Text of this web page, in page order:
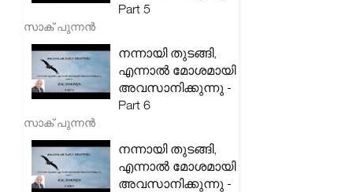
Part 5
സാക് പുന്നൻ
നന്നായി തുടങ്ങി,
എന്നാൽ മോശമായി
അവസാനിക്കുന്നു -
Part 6
സാക് പുന്നൻ
നന്നായി തുടങ്ങി,
എന്നാൽ മോശമായി
അവസാനിക്കുന്നു -